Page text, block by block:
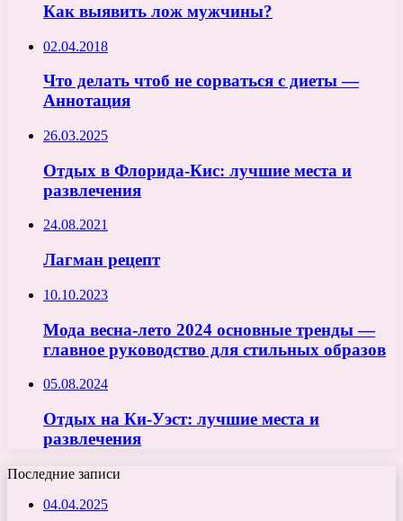
Как выявить лож мужчины?
02.04.2018
Что делать чтоб не сорваться с диеты —
Аннотация
26.03.2025
Отдых в Флорида-Кис: лучшие места и
развлечения
24.08.2021
Лагман рецепт
10.10.2023
Мода весна-лето 2024 основные тренды —
главное руководство для стильных образов
05.08.2024
Отдых на Ки-Уэст: лучшие места и
развлечения
Последние записи
04.04.2025